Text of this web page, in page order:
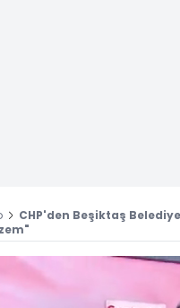
CHP'den Beşiktaş